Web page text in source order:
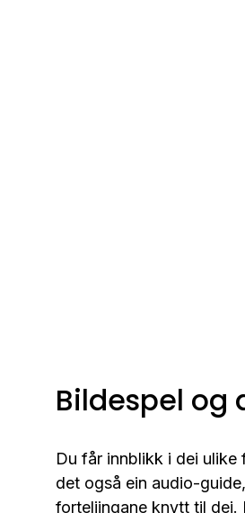
Bildespel og
Du får innblikk i dei ulike
det også ein audio-
forteljingane knytt til dei.